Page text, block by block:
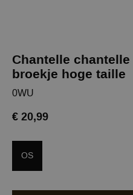
Chantelle
broekje hoge taille
0WU
€ 20,99
OS